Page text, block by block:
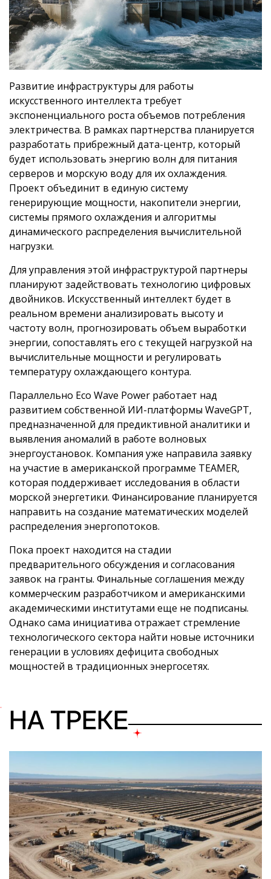
Развитие инфраструктуры для работы
искусственного интеллекта требует
экспоненциального роста объемов потребления
электричества. В рамках партнерства планируется
разработать прибрежный дата-центр, который
будет использовать энергию волн для питания
серверов и морскую воду для их охлаждения.
Проект объединит в единую систему
генерирующие мощности, накопители энергии,
системы прямого охлаждения и алгоритмы
динамического распределения вычислительной
нагрузки.
Для управления этой инфраструктурой партнеры
планируют задействовать технологию цифровых
двойников. Искусственный интеллект будет в
реальном времени анализировать высоту и
частоту волн, прогнозировать объем выработки
энергии, сопоставлять его с текущей нагрузкой на
вычислительные мощности и регулировать
температуру охлаждающего контура.
Параллельно Eco Wave Power работает над
развитием собственной ИИ-платформы WaveGPT,
предназначенной для предиктивной аналитики и
выявления аномалий в работе волновых
энергоустановок. Компания уже направила заявку
на участие в американской программе TEAMER,
которая поддерживает исследования в области
морской энергетики. Финансирование планируется
направить на создание математических моделей
распределения энергопотоков.
Пока проект находится на стадии
предварительного обсуждения и согласования
заявок на гранты. Финальные соглашения между
коммерческим разработчиком и американскими
академическими институтами еще не подписаны.
Однако сама инициатива отражает стремление
технологического сектора найти новые источники
генерации в условиях дефицита свободных
мощностей в традиционных энергосетях.
НА ТРЕКЕ